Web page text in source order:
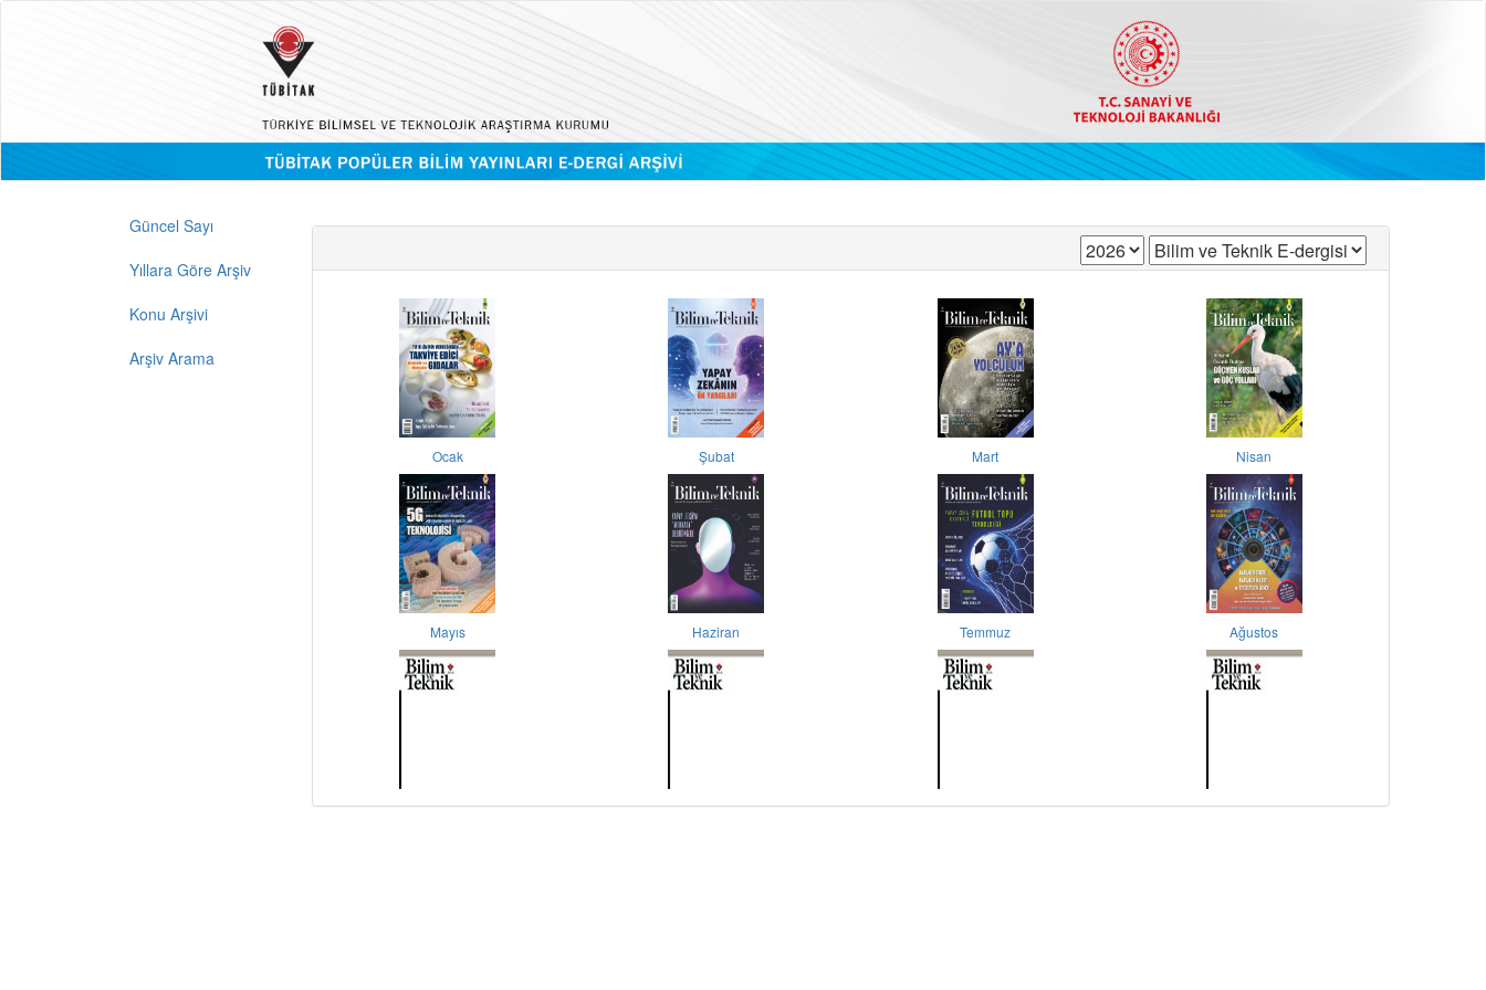
Güncel Sayı
Yıllara Göre Arşiv
Konu Arşivi
Arşiv Arama
Ocak Şubat Mart Nisan
Mayıs Haziran Temmuz Ağustos